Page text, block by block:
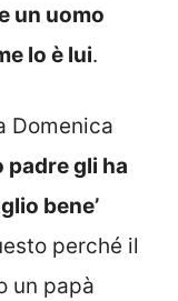
un uomo
lo è lui.
Domenica
padre gli ha
bene’
perché il
un papà